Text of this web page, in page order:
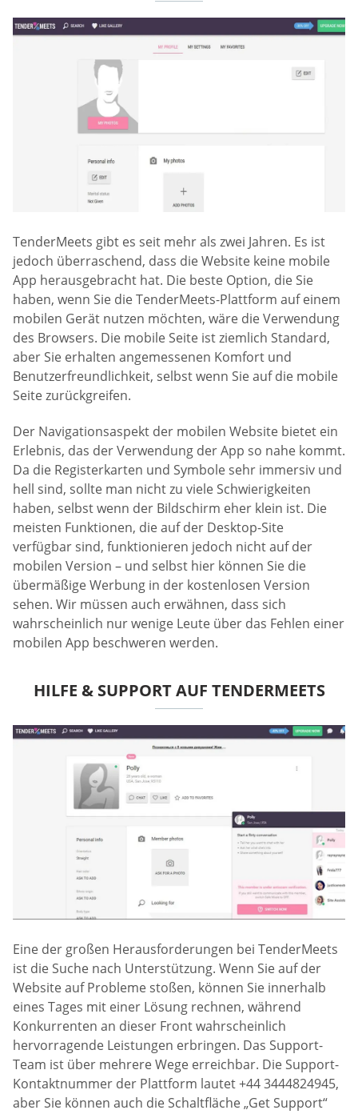
TenderMeets gibt es seit mehr als zwei Jahren. Es ist
jedoch überraschend, dass die Website keine mobile
App herausgebracht hat. Die beste Option, die Sie
haben, wenn Sie die TenderMeets-Plattform auf einem
mobilen Gerät nutzen möchten, wäre die Verwendung
des Browsers. Die mobile Seite ist ziemlich Standard,
aber Sie erhalten angemessenen Komfort und
Benutzerfreundlichkeit, selbst wenn Sie auf die mobile
Seite zurückgreifen.
Der Navigationsaspekt der mobilen Website bietet ein
Erlebnis, das der Verwendung der App so nahe kommt.
Da die Registerkarten und Symbole sehr immersiv und
hell sind, sollte man nicht zu viele Schwierigkeiten
haben, selbst wenn der Bildschirm eher klein ist. Die
meisten Funktionen, die auf der Desktop-Site
verfügbar sind, funktionieren jedoch nicht auf der
mobilen Version – und selbst hier können Sie die
übermäßige Werbung in der kostenlosen Version
sehen. Wir müssen auch erwähnen, dass sich
wahrscheinlich nur wenige Leute über das Fehlen einer
mobilen App beschweren werden.
HILFE & SUPPORT AUF TENDERMEETS
Eine der großen Herausforderungen bei TenderMeets
ist die Suche nach Unterstützung. Wenn Sie auf der
Website auf Probleme stoßen, können Sie innerhalb
eines Tages mit einer Lösung rechnen, während
Konkurrenten an dieser Front wahrscheinlich
hervorragende Leistungen erbringen. Das Support-
Team ist über mehrere Wege erreichbar. Die Support-
Kontaktnummer der Plattform lautet +44 3444824945,
aber Sie können auch die Schaltfläche „Get Support“